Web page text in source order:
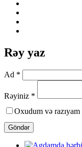
Rəy yaz
Ad *
Rəyiniz *
Oxudum və razıyam
Göndər